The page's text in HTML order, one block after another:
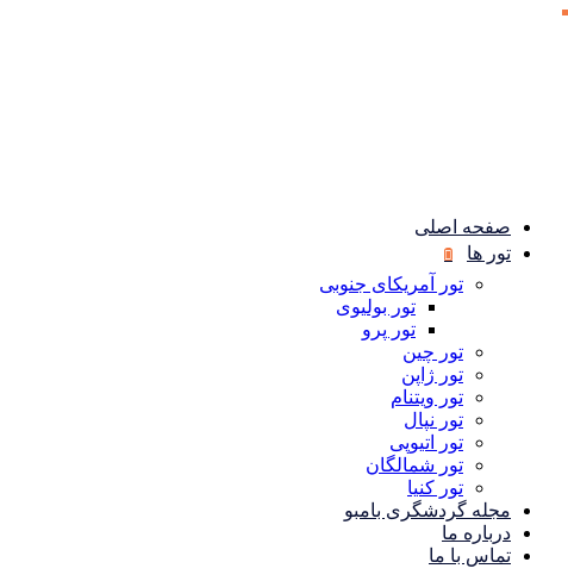
صفحه اصلی
تور ها
تور آمریکای جنوبی
تور بولیوی
تور پرو
تور چین
تور ژاپن
تور ویتنام
تور نپال
تور اتیوپی
تور شمالگان
تور کنیا
مجله گردشگری بامبو
درباره ما
تماس با ما